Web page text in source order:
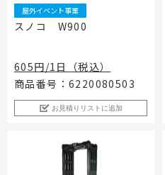
屋外イベント事業
スノコ W900
605円/1日（税込）
商品番号：6220080503
お見積りリストに追加